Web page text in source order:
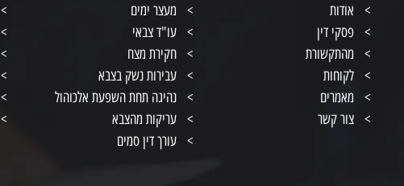
אודות
פסקי דין
מהתקשורת
לקוחות
מאמרים
צור קשר
מעצר ימים
עו"ד צבאי
חקירת מצח
עבירות נשק בצבא
נהיגה תחת השפעת אלכוהול
עריקות מהצבא
עורך דין סמים